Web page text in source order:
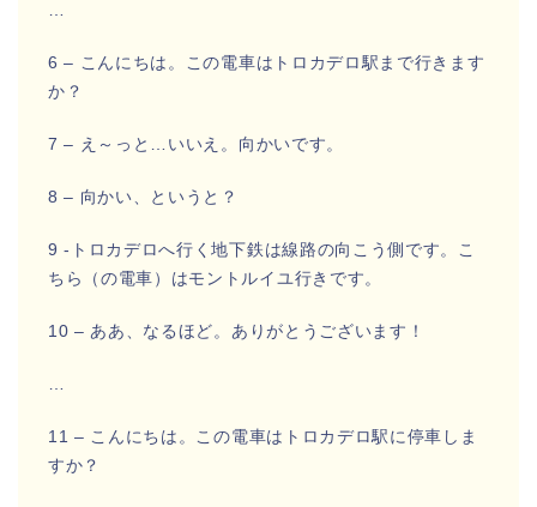
…
6 – こんにちは。この電車はトロカデロ駅まで行きます
か？
7 – え～っと…いいえ。向かいです。
8 – 向かい、というと？
9 -トロカデロへ行く地下鉄は線路の向こう側です。こ
ちら（の電車）はモントルイユ行きです。
10 – ああ、なるほど。ありがとうございます！
…
11 – こんにちは。この電車はトロカデロ駅に停車しま
すか？